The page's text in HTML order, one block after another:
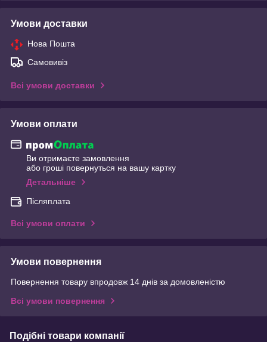
Умови доставки
Нова Пошта
Самовивіз
Всі умови доставки
Умови оплати
Ви отримаєте замовлення
або гроші повернуться на вашу картку
Детальніше
Післяплата
Всі умови оплати
Умови повернення
Повернення товару впродовж 14 днів за домовленістю
Всі умови повернення
Подібні товари компанії